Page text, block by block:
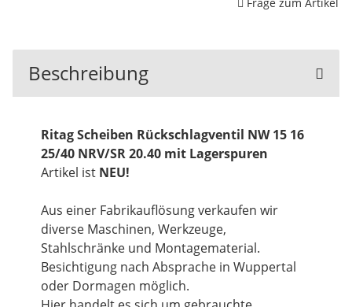
Beschreibung
Ritag Scheiben Rückschlagventil NW 15 16
25/40 NRV/SR 20.40 mit Lagerspuren
Artikel ist NEU!
Aus einer Fabrikauflösung verkaufen wir
diverse Maschinen, Werkzeuge,
Stahlschränke und Montagematerial.
Besichtigung nach Absprache in Wuppertal
oder Dormagen möglich.